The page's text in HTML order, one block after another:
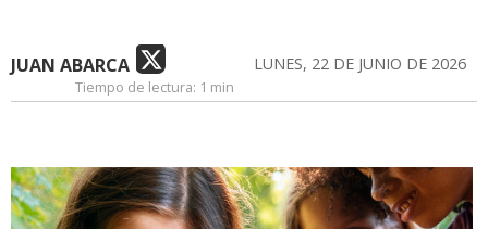
JUAN ABARCA LUNES, 22 DE JUNIO DE 2026
Tiempo de lectura: 1 min